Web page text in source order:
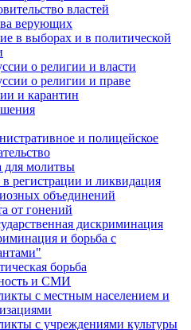
властей
верующих
в выборах и в политической
о религии и власти
о религии и праве
и карантин
и полицейское
для молитвы
в регистрации и ликвидация
объединений
от гонений
дискриминация
и борьба с
борьба
и СМИ
с местным населением и
с учреждениями культуры